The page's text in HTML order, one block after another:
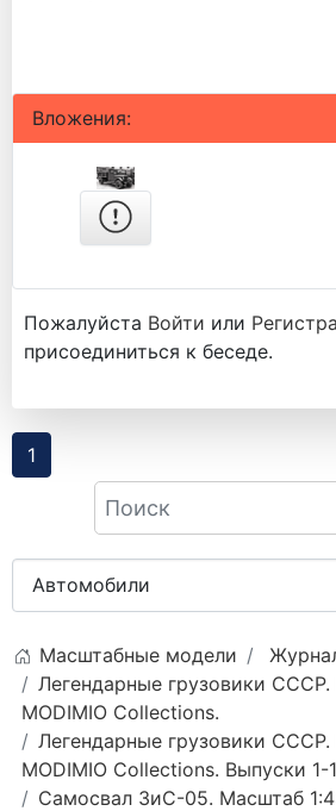
Вложения:
Пожалуйста Войти или
присоединиться к беседе.
1
Масштабные модели
Легендарные грузовики
MODIMIO Collections.
Легендарные грузовики
MODIMIO Collections. Выпуски
Самосвал ЗиС-05. Масштаб